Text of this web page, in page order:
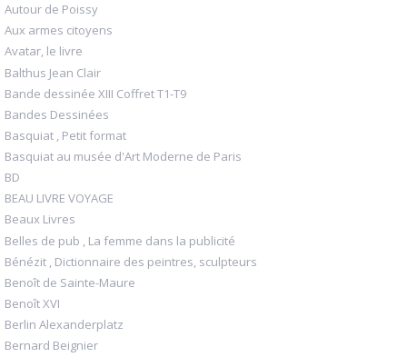
Autour de Poissy
Aux armes citoyens
Avatar, le livre
Balthus Jean Clair
Bande dessinée XIII Coffret T1-T9
Bandes Dessinées
Basquiat , Petit format
Basquiat au musée d'Art Moderne de Paris
BD
BEAU LIVRE VOYAGE
Beaux Livres
Belles de pub , La femme dans la publicité
Bénézit , Dictionnaire des peintres, sculpteurs
Benoît de Sainte-Maure
Benoît XVI
Berlin Alexanderplatz
Bernard Beignier